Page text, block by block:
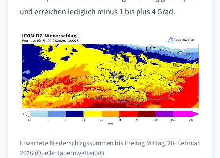
und erreichen lediglich minus 1 bis plus 4 Grad.
Erwartete Niederschlagssummen bis Freitag Mittag, 20. Februar
2026 (Quelle: tauernwetter.at)